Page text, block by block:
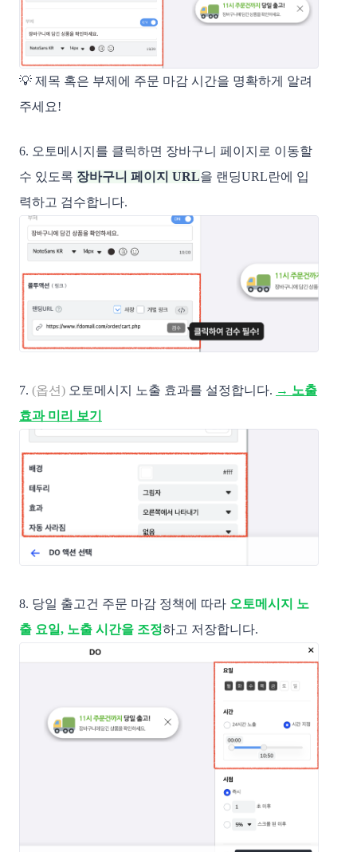
💡 제목 혹은 부제에 주문 마감 시간을 명확하게 알려
주세요!
6. 오토메시지를 클릭하면 장바구니 페이지로 이동할
수 있도록 장바구니 페이지 URL을 랜딩URL란에 입
력하고 검수합니다.
7. (옵션) 오토메시지 노출 효과를 설정합니다. → 노출
효과 미리 보기
8. 당일 출고건 주문 마감 정책에 따라 오토메시지 노
출 요일, 노출 시간을 조정하고 저장합니다.